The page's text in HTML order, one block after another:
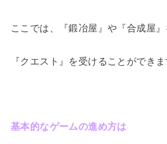
ここでは、『鍛冶屋』や『合成屋』
『クエスト』を受けることができま
基本的なゲームの進め方は